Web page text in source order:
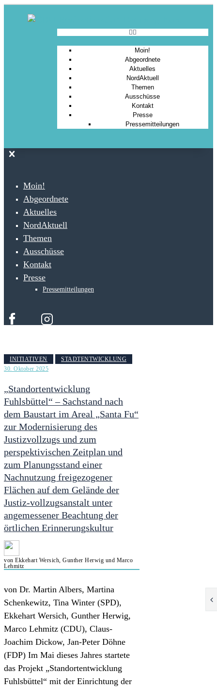
Moin!
Abgeordnete
Aktuelles
NordAktuell
Themen
Ausschüsse
Kontakt
Presse
Pressemitteilungen
Moin!
Abgeordnete
Aktuelles
NordAktuell
Themen
Ausschüsse
Kontakt
Presse
Pressemitteilungen
INITIATIVEN
STADTENTWICKLUNG
30. Oktober 2025
„Standortentwicklung
Fuhlsbüttel“ – Sachstand nach
dem Baustart im Areal „Santa Fu“
zur Modernisierung des
Justizvollzugs und zum
perspektivischen Zeitplan und
zum Planungsstand einer
Nachnutzung freigezogener
Flächen auf dem Gelände der
Justiz-vollzugsanstalt unter
angemessener Beachtung der
örtlichen Erinnerungskultur
von Ekkehart Wersich, Gunther Herwig und Marco
Lehmitz
von Dr. Martin Albers, Martina
Schenkewitz, Tina Winter (SPD),
Ekkehart Wersich, Gunther Herwig,
Marco Lehmitz (CDU), Claus-
Joachim Dickow, Jan-Peter Döhne
(FDP) Im Mai dieses Jahres startete
das Projekt „Standortentwicklung
Fuhlsbüttel“ mit der Einrichtung der